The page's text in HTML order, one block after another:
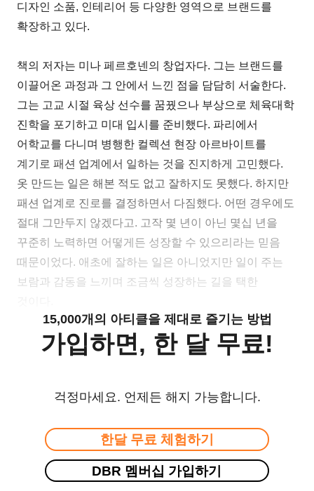
디자인 소품, 인테리어 등 다양한 영역으로 브랜드를
확장하고 있다.
책의 저자는 미나 페르호넨의 창업자다. 그는 브랜드를
이끌어온 과정과 그 안에서 느낀 점을 담담히 서술한다.
그는 고교 시절 육상 선수를 꿈꿨으나 부상으로 체육대학
진학을 포기하고 미대 입시를 준비했다. 파리에서
어학교를 다니며 병행한 컬렉션 현장 아르바이트를
계기로 패션 업계에서 일하는 것을 진지하게 고민했다.
옷 만드는 일은 해본 적도 없고 잘하지도 못했다. 하지만
패션 업계로 진로를 결정하면서 다짐했다. 어떤 경우에도
절대 그만두지 않겠다고. 고작 몇 년이 아닌 몇십 년을
꾸준히 노력하면 어떻게든 성장할 수 있으리라는 믿음
때문이었다. 애초에 잘하는 일은 아니었지만 일이 주는
보람과 감동을 느끼며 조금씩 성장하는 길을 택한
15,000개의 아티클을 제대로 즐기는 방법
가입하면, 한 달 무료!
걱정마세요. 언제든 해지 가능합니다.
한달 무료 체험하기
DBR 멤버십 가입하기